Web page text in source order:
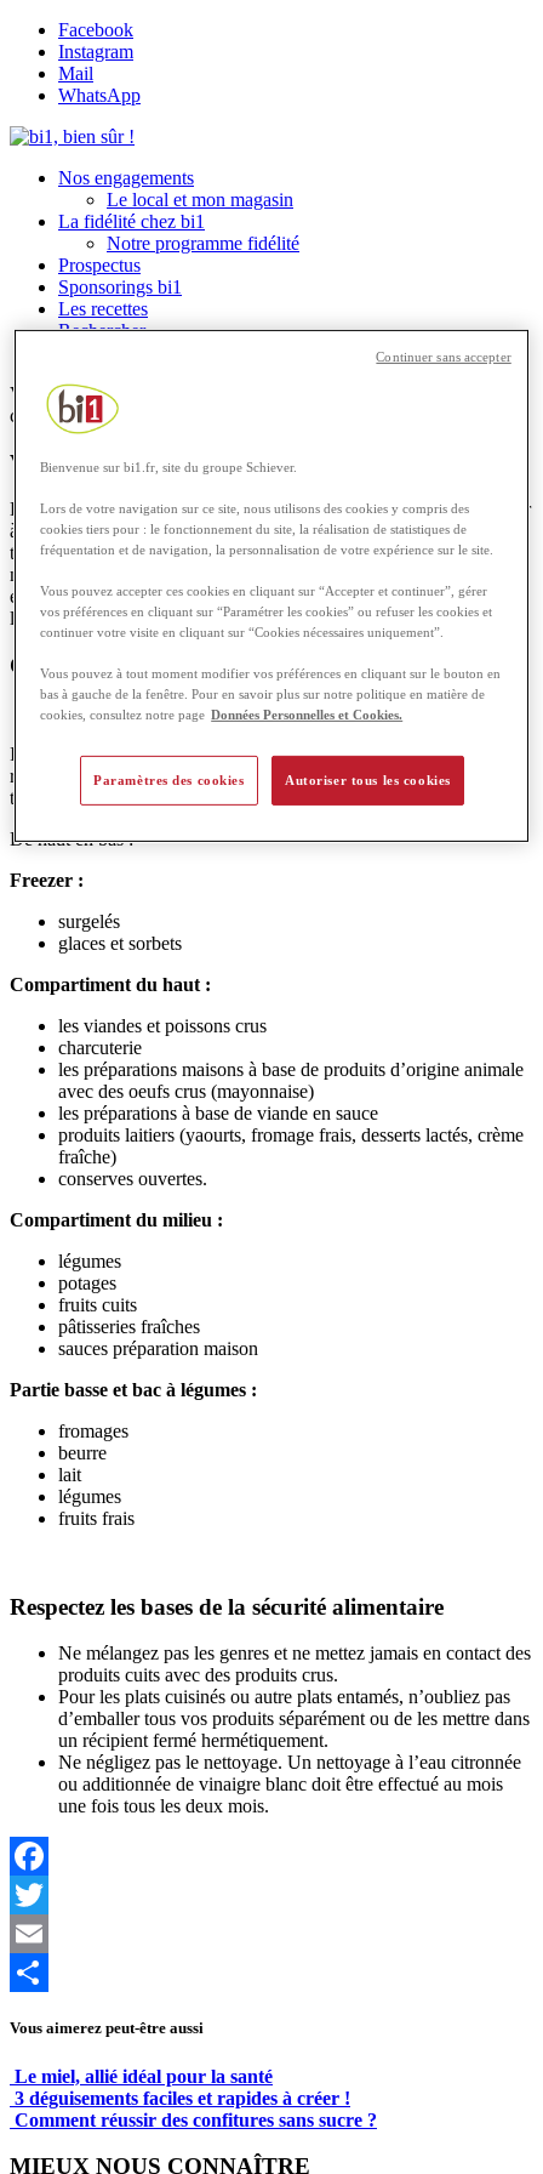
Facebook
Instagram
Mail
WhatsApp
Nos engagements
Le local et mon magasin
La fidélité chez bi1
Notre programme fidélité
Prospectus
Sponsorings bi1
Les recettes
Rechercher
Vous êtes ici :
conserver ses aliments ?
Vérifier la température régulièrement
La température idéale d’un réfrigérateur oscille entre +2 et +5 °C car
à cette température, la majorité des bactéries ne se reproduit plus, ou
très lentement. La plupart du temps, les réfrigérateurs ont différents
niveaux de réfrigération adaptés aux différents types d’aliments. Il
est conseillé de vérifier régulièrement la température intérieure à
l’aide d’un thermomètre.
Chaque aliment à sa place !
Il est important de bien ranger son frigo car les différentes parties du
réfrigérateur ne maintiennent pas les aliments à la même
température.
De haut en bas :
Freezer :
surgelés
glaces et sorbets
Compartiment du haut :
les viandes et poissons crus
charcuterie
les préparations maisons à base de produits d’origine animale
avec des oeufs crus (mayonnaise)
les préparations à base de viande en sauce
produits laitiers (yaourts, fromage frais, desserts lactés, crème
fraîche)
conserves ouvertes.
Compartiment du milieu :
légumes
potages
fruits cuits
pâtisseries fraîches
sauces préparation maison
Partie basse et bac à légumes :
fromages
beurre
lait
légumes
fruits frais
Respectez les bases de la sécurité alimentaire
Ne mélangez pas les genres et ne mettez jamais en contact des
produits cuits avec des produits crus.
Pour les plats cuisinés ou autre plats entamés, n’oubliez pas
d’emballer tous vos produits séparément ou de les mettre dans
un récipient fermé hermétiquement.
Ne négligez pas le nettoyage. Un nettoyage à l’eau citronnée
ou additionnée de vinaigre blanc doit être effectué au mois
une fois tous les deux mois.
Facebook
Twitter
Email
Vous aimerez peut-être aussi
Le miel, allié idéal pour la santé
3 déguisements faciles et rapides à créer !
Comment réussir des confitures sans sucre ?
MIEUX NOUS CONNAÎTRE
Bienvenue sur bi1.fr, site du groupe Schiever.
Lors de votre navigation sur ce site, nous utilisons des cookies y compris des
cookies tiers pour : le fonctionnement du site, la réalisation de statistiques de
fréquentation et de navigation, la personnalisation de votre expérience sur le site.
Vous pouvez accepter ces cookies en cliquant sur “Accepter et continuer”, gérer
vos préférences en cliquant sur “Paramétrer les cookies” ou refuser les cookies et
continuer votre visite en cliquant sur “Cookies nécessaires uniquement”.
Vous pouvez à tout moment modifier vos préférences en cliquant sur le bouton en
bas à gauche de la fenêtre. Pour en savoir plus sur notre politique en matière de
cookies, consultez notre page Données Personnelles et Cookies.
Autoriser tous les cookies
Paramètres des cookies
Continuer sans accepter